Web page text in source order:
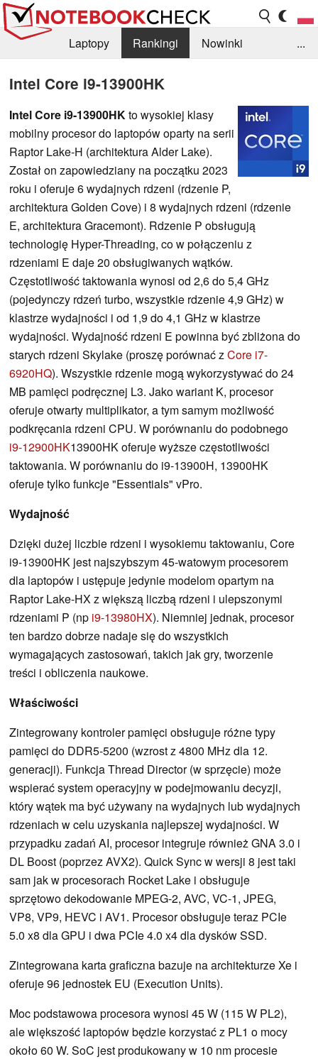
Laptopy Rankingi
Nowinki
...
Intel Core i9-13900HK
Intel Core i9-13900HKto wysokiej klasy
mobilny procesor do laptopów oparty na serii
Raptor Lake-H (architektura Alder Lake).
Został on zapowiedziany na początku 2023
roku i oferuje 6 wydajnych rdzeni (rdzenie P,
architektura Golden Cove) i 8 wydajnych rdzeni (rdzenie
E, architektura Gracemont). Rdzenie P obsługują
technologię Hyper-Threading, co w połączeniu z
rdzeniami E daje 20 obsługiwanych wątków.
Częstotliwość taktowania wynosi od 2,6 do 5,4 GHz
(pojedynczy rdzeń turbo, wszystkie rdzenie 4,9 GHz) w
klastrze wydajności i od 1,9 do 4,1 GHz w klastrze
wydajności. Wydajność rdzeni E powinna być zbliżona do
starych rdzeni Skylake (proszę porównać zCore i7-
6920HQ). Wszystkie rdzenie mogą wykorzystywać do 24
MB pamięci podręcznej L3. Jako wariant K, procesor
oferuje otwarty multiplikator, a tym samym możliwość
podkręcania rdzeni CPU. W porównaniu do podobnego
i9-12900HK13900HK oferuje wyższe częstotliwości
taktowania. W porównaniu do i9-13900H, 13900HK
oferuje tylko funkcje "Essentials" vPro.
Wydajność
Dzięki dużej liczbie rdzeni i wysokiemu taktowaniu, Core
i9-13900HK jest najszybszym 45-watowym procesorem
dla laptopów i ustępuje jedynie modelom opartym na
Raptor Lake-HX z większą liczbą rdzeni i ulepszonymi
rdzeniami P (np i9-13980HX). Niemniej jednak, procesor
ten bardzo dobrze nadaje się do wszystkich
wymagających zastosowań, takich jak gry, tworzenie
treści i obliczenia naukowe.
Właściwości
Zintegrowany kontroler pamięci obsługuje różne typy
pamięci do DDR5-5200 (wzrost z 4800 MHz dla 12.
generacji). Funkcja Thread Director (w sprzęcie) może
wspierać system operacyjny w podejmowaniu decyzji,
który wątek ma być używany na wydajnych lub wydajnych
rdzeniach w celu uzyskania najlepszej wydajności. W
przypadku zadań AI, procesor integruje również GNA 3.0 i
DL Boost (poprzez AVX2). Quick Sync w wersji 8 jest taki
sam jak w procesorach Rocket Lake i obsługuje
sprzętowo dekodowanie MPEG-2, AVC, VC-1, JPEG,
VP8, VP9, HEVC i AV1. Procesor obsługuje teraz PCIe
5.0 x8 dla GPU i dwa PCIe 4.0 x4 dla dysków SSD.
Zintegrowana karta graficzna bazuje na architekturze Xe i
oferuje 96 jednostek EU (Execution Units).
Moc podstawowa procesora wynosi 45 W (115 W PL2),
ale większość laptopów będzie korzystać z PL1 o mocy
około 60 W. SoC jest produkowany w 10 nm procesie